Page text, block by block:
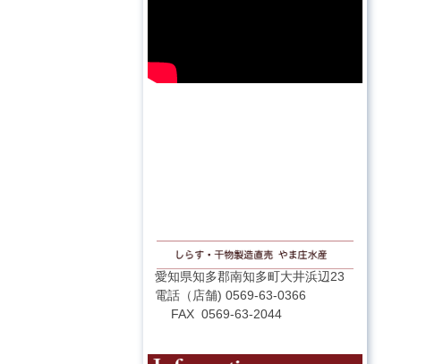
愛知県知多郡南知多町大井浜辺23
電話（店舗) 0569-63-0366
FAX 0569-63-2044